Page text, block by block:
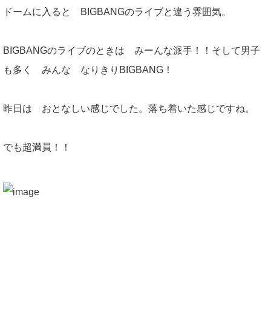
ドームに入ると BIGBANGのライブと違う雰囲気。
BIGBANGのライブのときは みーんな派手！！そして男子
も多く みんな なりきりBIGBANG！
昨日は おとなしい感じでした。落ち着いた感じですね。
でも超満員！！